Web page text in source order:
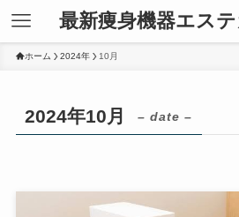
最新痩身機器エス
ホーム 2024年 10月
2024年10月 – date –